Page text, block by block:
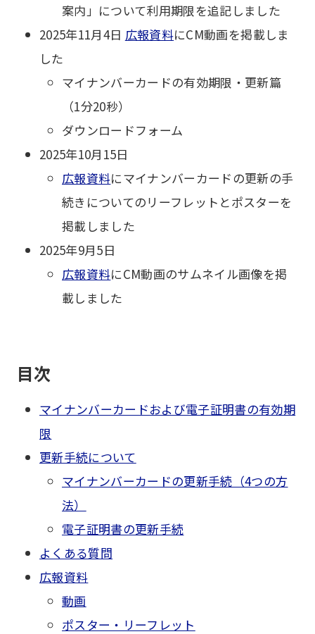
案内」について利用期限を追記しました
2025年11月4日 広報資料にCM動画を掲載しま
した
マイナンバーカードの有効期限・更新篇
（1分20秒）
ダウンロードフォーム
2025年10月15日
広報資料にマイナンバーカードの更新の手
続きについてのリーフレットとポスターを
掲載しました
2025年9月5日
広報資料にCM動画のサムネイル画像を掲
載しました
目次
マイナンバーカードおよび電子証明書の有効期
限
更新手続について
マイナンバーカードの更新手続（4つの方
法）
電子証明書の更新手続
よくある質問
広報資料
動画
ポスター・リーフレット